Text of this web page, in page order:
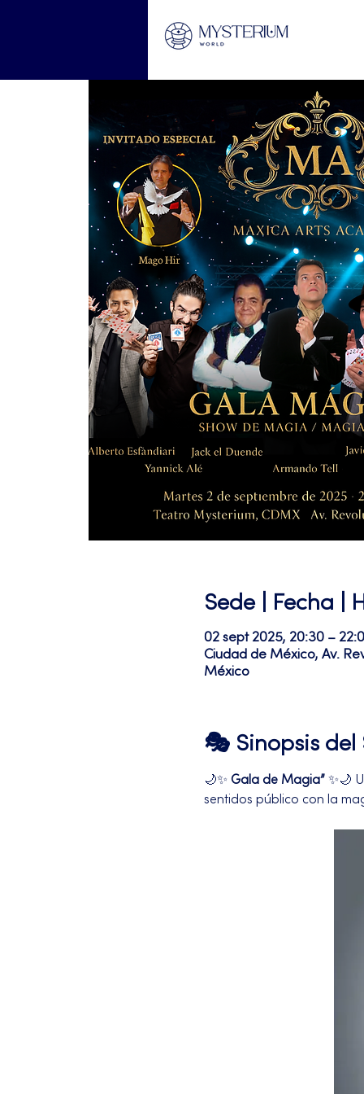
Sede | Fecha |
02 sept 2025, 20:30 –
Ciudad de México, Av.
México
🎭 Sinopsis del
🌙✨ Gala de Magia” ✨🌙
sentidos público con la